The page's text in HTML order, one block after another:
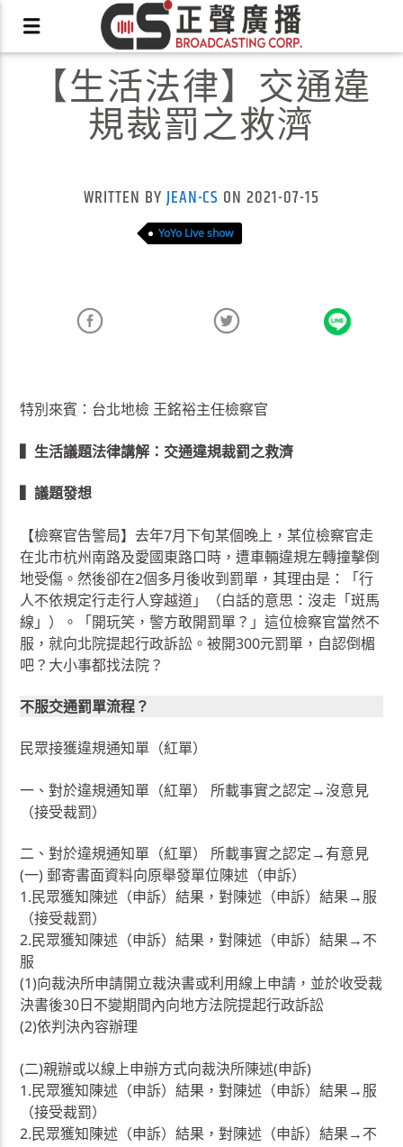
X
【生活法律】交通違
規裁罰之救濟
WRITTEN BY JEAN-CS ON 2021-07-15
YoYo Live show
特別來賓：台北地檢 王銘裕主任檢察官
▍生活議題法律講解：交通違規裁罰之救濟
▍議題發想
【檢察官告警局】去年7月下旬某個晚上，某位檢察官走
在北市杭州南路及愛國東路口時，遭車輛違規左轉撞擊倒
地受傷。然後卻在2個多月後收到罰單，其理由是：「行
人不依規定行走行人穿越道」（白話的意思：沒走「斑馬
線」）。「開玩笑，警方敢開罰單？」這位檢察官當然不
服，就向北院提起行政訴訟。被開300元罰單，自認倒楣
吧？大小事都找法院？
不服交通罰單流程？
民眾接獲違規通知單（紅單）
一、對於違規通知單（紅單） 所載事實之認定→沒意見
（接受裁罰）
二、對於違規通知單（紅單） 所載事實之認定→有意見
(一) 郵寄書面資料向原舉發單位陳述（申訴）
1.民眾獲知陳述（申訴）結果，對陳述（申訴）結果→服
（接受裁罰）
2.民眾獲知陳述（申訴）結果，對陳述（申訴）結果→不
服
(1)向裁決所申請開立裁決書或利用線上申請，並於收受裁
決書後30日不變期間內向地方法院提起行政訴訟
(2)依判決內容辦理
(二)親辦或以線上申辦方式向裁決所陳述(申訴)
1.民眾獲知陳述（申訴）結果，對陳述（申訴）結果→服
（接受裁罰）
2.民眾獲知陳述（申訴）結果，對陳述（申訴）結果→不